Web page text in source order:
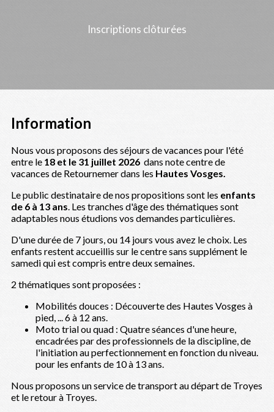
Inscriptions clôturées
Information
Nous vous proposons des séjours de vacances pour l'été
entre le 18 et le 31 juillet 2026 dans note centre de
vacances de Retournemer dans les Hautes Vosges.
Le public destinataire de nos propositions sont les enfants
de 6 à 13 ans. Les tranches d'âge des thématiques sont
adaptables nous étudions vos demandes particulières.
D'une durée de 7 jours, ou 14 jours vous avez le choix. Les
enfants restent accueillis sur le centre sans supplément le
samedi qui est compris entre deux semaines.
2 thématiques sont proposées :
Mobilités douces : Découverte des Hautes Vosges à
pied, ... 6 à 12 ans.
Moto trial ou quad : Quatre séances d'une heure,
encadrées par des professionnels de la discipline, de
l'initiation au perfectionnement en fonction du niveau.
pour les enfants de 10 à 13 ans.
Nous proposons un service de transport au départ de Troyes
et le retour à Troyes.